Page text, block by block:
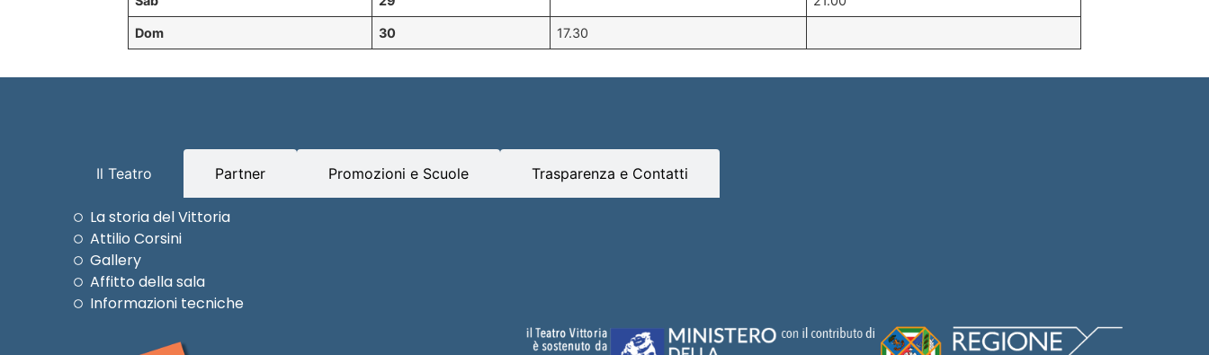
Dom 30 17.30
Il Teatro Partner Promozioni e Scuole Trasparenza e Contatti
La storia del Vittoria
Attilio Corsini
Gallery
Affitto della sala
Informazioni tecniche